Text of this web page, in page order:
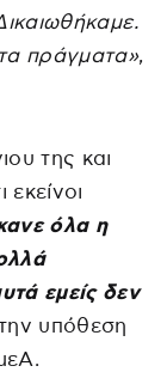
πράγματα»,
της και
όλα η
εμείς δεν
υπόθεση